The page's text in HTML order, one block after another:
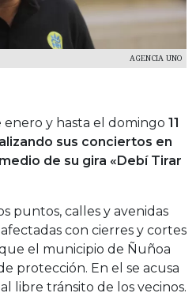
AGENCIA UNO
enero y hasta el domingo 11
sus conciertos en
de su gira «Debí Tirar
puntos, calles y avenidas
con cierres y cortes
el municipio de Ñuñoa
protección. En el se acusa
libre tránsito de los vecinos.